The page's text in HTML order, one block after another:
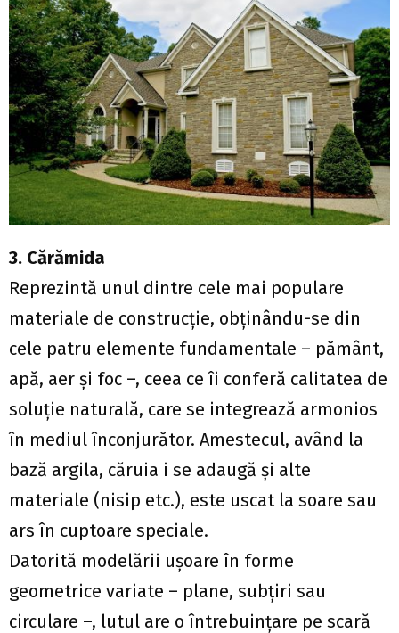
3. Cărămida
Reprezintă unul dintre cele mai populare
materiale de construcţie, obţinându-se din
cele patru elemente fundamentale – pământ,
apă, aer și foc –, ceea ce îi conferă calitatea de
soluţie naturală, care se integrează armonios
în mediul înconjurător. Amestecul, având la
bază argila, căruia i se adaugă și alte
materiale (nisip etc.), este uscat la soare sau
ars în cuptoare speciale.
Datorită modelării uşoare în forme
geometrice variate – plane, subţiri sau
circulare –, lutul are o întrebuinţare pe scară